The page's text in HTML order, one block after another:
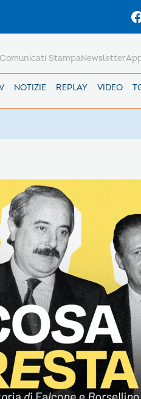
NOTIZIE REPLAY VIDEO
Comunicati StampaNewsletter